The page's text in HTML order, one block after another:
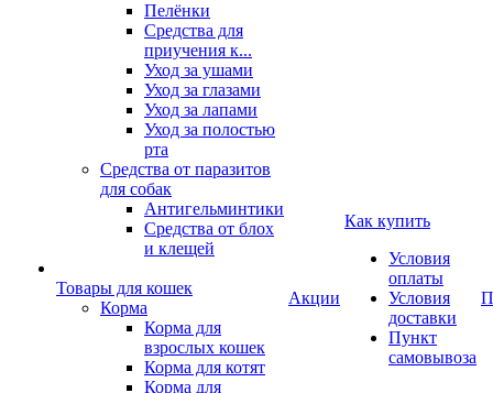
Пелёнки
Средства для
приучения к...
Уход за ушами
Уход за глазами
Уход за лапами
Уход за полостью
рта
Средства от паразитов
для собак
Антигельминтики
Средства от блох
и клещей
Товары для кошек
Корма
Корма для
взрослых кошек
Корма для котят
Корма для
Акции
Как купить
Условия
оплаты
Условия
доставки
Пункт
самовывоза